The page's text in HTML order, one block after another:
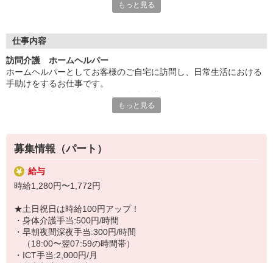
・キャリアアップ支援制度を活用して働きながら資格取得が可能
・ツクイ独自の福祉厚生制度でプライベートも充実
・子育て支援の福利厚生制度あり！子育てと仕事の両立を応援◎
・スタッフ何でも相談窓口やライフキャリア相談など、各相談窓
口あり
◇頑張った分、スタッフに還元！
・パートは特別手当の支給あり
もっと見る
仕事内容
訪問介護 ホームヘルパー
ホームヘルパーとしてお客様のご自宅に訪問し、日常生活における
手助けをするお仕事です。
※掃除や買い物などの生活援助
★＼サービス・職種の魅力／
自分のライフスタイルに合わせて、都合の良い時間に働くことがで
きます。自分のペースでキャリアを積むことも可能で資格をいか
し、年齢を気にせず、体が動く限り続けられることも、働きやすさ
のメリットです。不安がなくなるまで同行研修があり、必要時や困
もっと見る
募集情報（パート）
給与
時給1,280円〜1,772円
★土日祝日は時給100円アップ！
・身体介護手当:500円/時間
・早朝夜間深夜手当:300円/時間
（18:00〜翌07:59の時間帯）
・ICT手当:2,000円/月